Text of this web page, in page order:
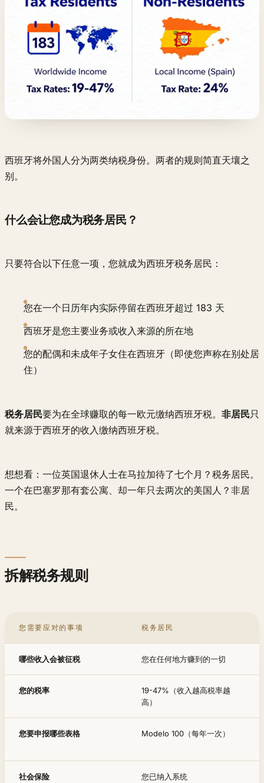
西班牙将外国人分为两类纳税身份。两者的规则简直天壤之
别。
什么会让您成为税务居民？
只要符合以下任意一项，您就成为西班牙税务居民：
您在一个日历年内实际停留在西班牙超过 183 天
西班牙是您主要业务或收入来源的所在地
您的配偶和未成年子女住在西班牙（即使您声称在别处居
住）
税务居民要为在全球赚取的每一欧元缴纳西班牙税。 非居民只
就来源于西班牙的收入缴纳西班牙税。
想想看：一位英国退休人士在马拉加待了七个月？税务居民。
一个在巴塞罗那有套公寓、却一年只去两次的美国人？非居
民。
拆解税务规则
您需要应对的事项 税务居民
哪些收入会被征税 您在任何地方赚到的一切
您的税率
19-47%（收入越高税率越
高）
您要申报哪些表格 Modelo 100（每年一次）
社会保险 您已纳入系统